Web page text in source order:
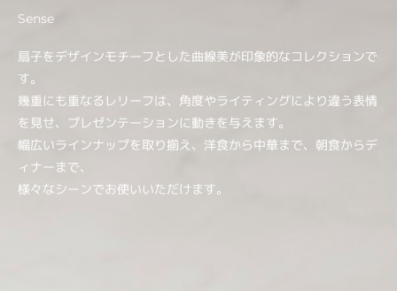
Sense
扇子をデザインモチーフとした曲線美が印象的なコレクションで
す。
幾重にも重なるレリーフは、角度やライティングにより違う表情
を見せ、プレゼンテーションに動きを与えます。
幅広いラインナップを取り揃え、洋食から中華まで、朝食からデ
ィナーまで、
様々なシーンでお使いいただけます。